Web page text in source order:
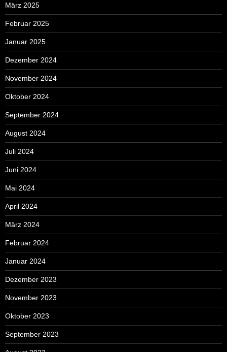
März 2025
Februar 2025
Januar 2025
Dezember 2024
November 2024
Oktober 2024
September 2024
August 2024
Juli 2024
Juni 2024
Mai 2024
April 2024
März 2024
Februar 2024
Januar 2024
Dezember 2023
November 2023
Oktober 2023
September 2023